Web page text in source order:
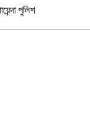
পুলিশ